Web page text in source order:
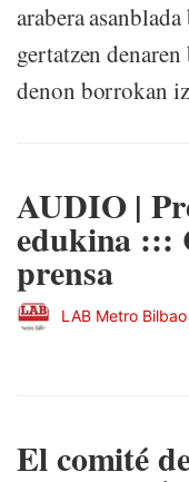
arabera
gertatzen
denon borrokan
AUDIO |
edukina :::
prensa
LAB Metro Bilbao
El comité